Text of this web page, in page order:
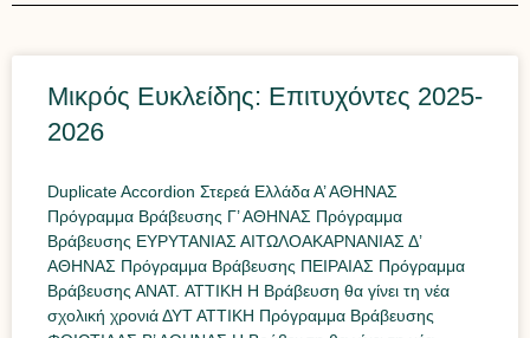
Μικρός Ευκλείδης: Επιτυχόντες 2025-
2026
Duplicate Accordion Στερεά Ελλάδα Α’ ΑΘΗΝΑΣ
Πρόγραμμα Βράβευσης Γ’ ΑΘΗΝΑΣ Πρόγραμμα
Βράβευσης ΕΥΡΥΤΑΝΙΑΣ ΑΙΤΩΛΟΑΚΑΡΝΑΝΙΑΣ Δ’
ΑΘΗΝΑΣ Πρόγραμμα Βράβευσης ΠΕΙΡΑΙΑΣ Πρόγραμμα
Βράβευσης ΑΝAT. ΑΤΤΙΚΗ Η Βράβευση θα γίνει τη νέα
σχολική χρονιά ΔΥΤ ΑΤΤΙΚΗ Πρόγραμμα Βράβευσης